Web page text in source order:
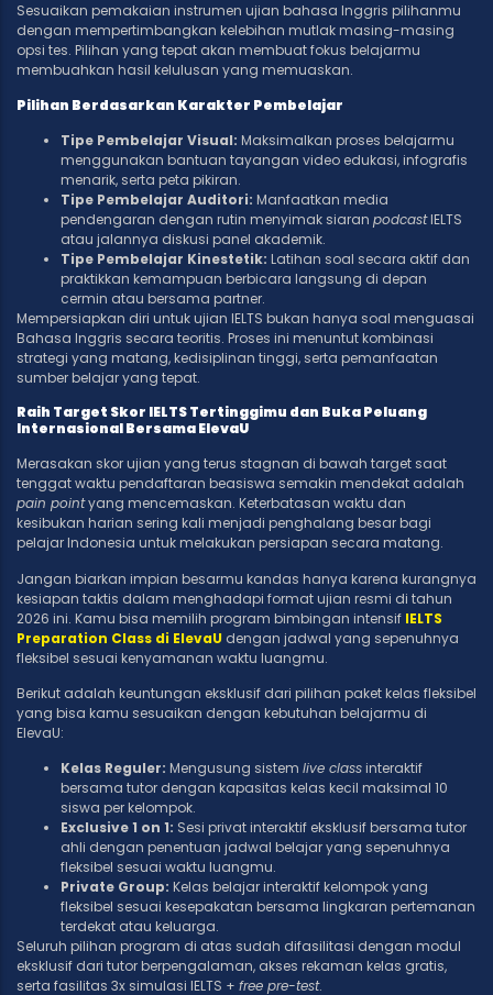
Sesuaikan pemakaian instrumen ujian bahasa Inggris pilihanmu
dengan mempertimbangkan kelebihan mutlak masing-masing
opsi tes. Pilihan yang tepat akan membuat fokus belajarmu
membuahkan hasil kelulusan yang memuaskan.
Pilihan Berdasarkan Karakter Pembelajar
Tipe Pembelajar Visual: Maksimalkan proses belajarmu
menggunakan bantuan tayangan video edukasi, infografis
menarik, serta peta pikiran.
Tipe Pembelajar Auditori: Manfaatkan media
pendengaran dengan rutin menyimak siaran podcastIELTS
atau jalannya diskusi panel akademik.
Tipe Pembelajar Kinestetik: Latihan soal secara aktif dan
praktikkan kemampuan berbicara langsung di depan
cermin atau bersama partner.
Mempersiapkan diri untuk ujian IELTS bukan hanya soal menguasai
Bahasa Inggris secara teoritis. Proses ini menuntut kombinasi
strategi yang matang, kedisiplinan tinggi, serta pemanfaatan
sumber belajar yang tepat.
Raih Target Skor IELTS Tertinggimu dan Buka Peluang
Internasional Bersama ElevaU
Merasakan skor ujian yang terus stagnan di bawah target saat
tenggat waktu pendaftaran beasiswa semakin mendekat adalah
pain pointyang mencemaskan. Keterbatasan waktu dan
kesibukan harian sering kali menjadi penghalang besar bagi
pelajar Indonesia untuk melakukan persiapan secara matang.
Jangan biarkan impian besarmu kandas hanya karena kurangnya
kesiapan taktis dalam menghadapi format ujian resmi di tahun
2026 ini. Kamu bisa memilih program bimbingan intensif IELTS
Preparation Class di ElevaU dengan jadwal yang sepenuhnya
fleksibel sesuai kenyamanan waktu luangmu.
Berikut adalah keuntungan eksklusif dari pilihan paket kelas fleksibel
yang bisa kamu sesuaikan dengan kebutuhan belajarmu di
ElevaU:
Kelas Reguler: Mengusung sistem live classinteraktif
bersama tutor dengan kapasitas kelas kecil maksimal 10
siswa per kelompok.
Exclusive 1 on 1: Sesi privat interaktif eksklusif bersama tutor
ahli dengan penentuan jadwal belajar yang sepenuhnya
fleksibel sesuai waktu luangmu.
Private Group: Kelas belajar interaktif kelompok yang
fleksibel sesuai kesepakatan bersama lingkaran pertemanan
terdekat atau keluarga.
Seluruh pilihan program di atas sudah difasilitasi dengan modul
eksklusif dari tutor berpengalaman, akses rekaman kelas gratis,
serta fasilitas 3x simulasi IELTS + free pre-test.